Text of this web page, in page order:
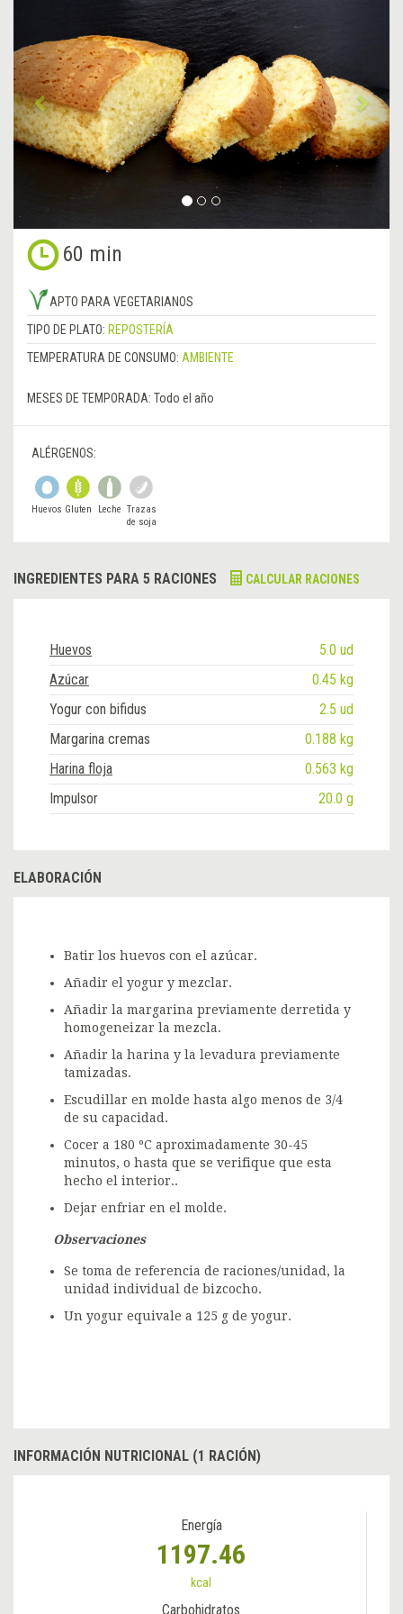
60 min
APTO PARA VEGETARIANOS
TIPO DE PLATO: REPOSTERÍA
TEMPERATURA DE CONSUMO: AMBIENTE
MESES DE TEMPORADA: Todo el año
ALÉRGENOS:
Huevos Gluten Leche Trazas
de soja
INGREDIENTES PARA 5 RACIONES CALCULAR RACIONES
Huevos
5.0 ud
Azúcar
0.45 kg
Yogur con bifidus
2.5 ud
Margarina cremas
0.188 kg
Harina floja
0.563 kg
Impulsor
20.0 g
ELABORACIÓN
Batir los huevos con el azúcar.
Añadir el yogur y mezclar.
Añadir la margarina previamente derretida y
homogeneizar la mezcla.
Añadir la harina y la levadura previamente
tamizadas.
Escudillar en molde hasta algo menos de 3/4
de su capacidad.
Cocer a 180 ºC aproximadamente 30-45
minutos, o hasta que se verifique que esta
hecho el interior..
Dejar enfriar en el molde.
Observaciones
Se toma de referencia de raciones/unidad, la
unidad individual de bizcocho.
Un yogur equivale a 125 g de yogur.
INFORMACIÓN NUTRICIONAL (1 RACIÓN)
Energía
1197.46
kcal
Carbohidratos